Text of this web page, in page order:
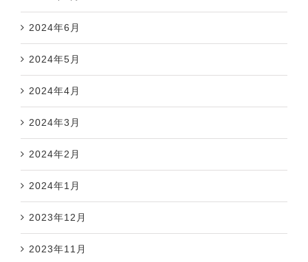
2024年6月
2024年5月
2024年4月
2024年3月
2024年2月
2024年1月
2023年12月
2023年11月